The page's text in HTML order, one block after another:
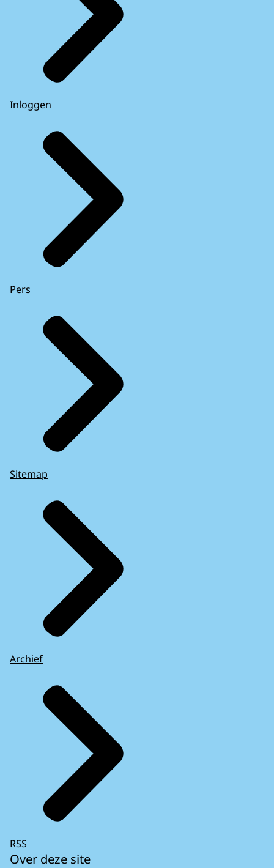
Inloggen
Pers
Sitemap
Archief
RSS
Over deze site